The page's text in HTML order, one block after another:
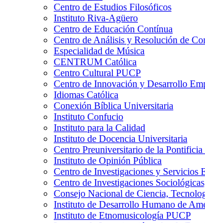
Centro de Estudios Filosóficos
Instituto Riva-Agüero
Centro de Educación Contínua
Centro de Análisis y Resolución de
Especialidad de Música
CENTRUM Católica
Centro Cultural PUCP
Centro de Innovación y Desarrollo
Idiomas Católica
Conexión Bíblica Universitaria
Instituto Confucio
Instituto para la Calidad
Instituto de Docencia Universitaria
Centro Preuniversitario de la
Instituto de Opinión Pública
Centro de Investigaciones y Servicios
Centro de Investigaciones
Consejo Nacional de Ciencia,
Instituto de Desarrollo Humano de
Instituto de Etnomusicología PUCP